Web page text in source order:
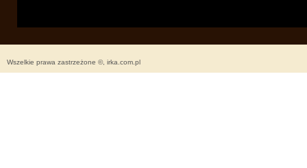
Wszelkie prawa zastrzeżone ©, irka.com.pl